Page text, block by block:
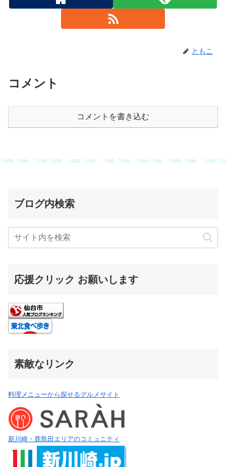
ともこ
コメント
コメントを書き込む
ブログ内検索
応援クリック お願いします
素敵なリンク
料理メニューから探せるグルメサイト
新川崎・鹿島田エリアのコミュニティ